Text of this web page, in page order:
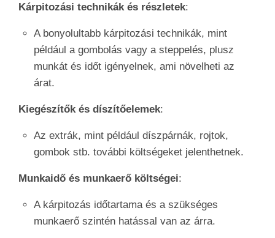
Kárpitozási technikák és részletek:
A bonyolultabb kárpitozási technikák, mint
például a gombolás vagy a steppelés, plusz
munkát és időt igényelnek, ami növelheti az
árat.
Kiegészítők és díszítőelemek:
Az extrák, mint például díszpárnák, rojtok,
gombok stb. további költségeket jelenthetnek.
Munkaidő és munkaerő költségei:
A kárpitozás időtartama és a szükséges
munkaerő szintén hatással van az árra.